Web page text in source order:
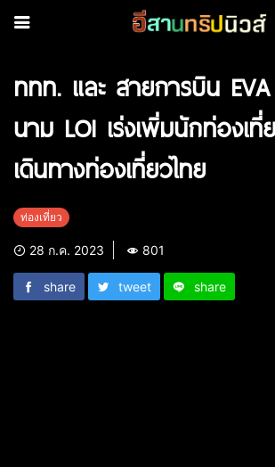
ททท. และ สายการบิน
นาม LOI เร่งเพิ่มนักท่องเ
เดินทางท่องเที่ยวไทย
ท่องเที่ยว
28 ก.ค. 2023 801
share tweet share